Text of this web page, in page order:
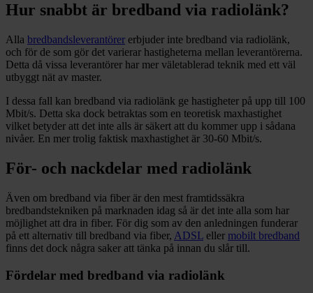
Hur snabbt är bredband via radiolänk?
Alla bredbandsleverantörer erbjuder inte bredband via radiolänk,
och för de som gör det varierar hastigheterna mellan leverantörerna.
Detta då vissa leverantörer har mer väletablerad teknik med ett väl
utbyggt nät av master.
I dessa fall kan bredband via radiolänk ge hastigheter på upp till 100
Mbit/s. Detta ska dock betraktas som en teoretisk maxhastighet
vilket betyder att det inte alls är säkert att du kommer upp i sådana
nivåer. En mer trolig faktisk maxhastighet är 30-60 Mbit/s.
För- och nackdelar med radiolänk
Även om bredband via fiber är den mest framtidssäkra
bredbandstekniken på marknaden idag så är det inte alla som har
möjlighet att dra in fiber. För dig som av den anledningen funderar
på ett alternativ till bredband via fiber, ADSL eller mobilt bredband
finns det dock några saker att tänka på innan du slår till.
Fördelar med bredband via radiolänk